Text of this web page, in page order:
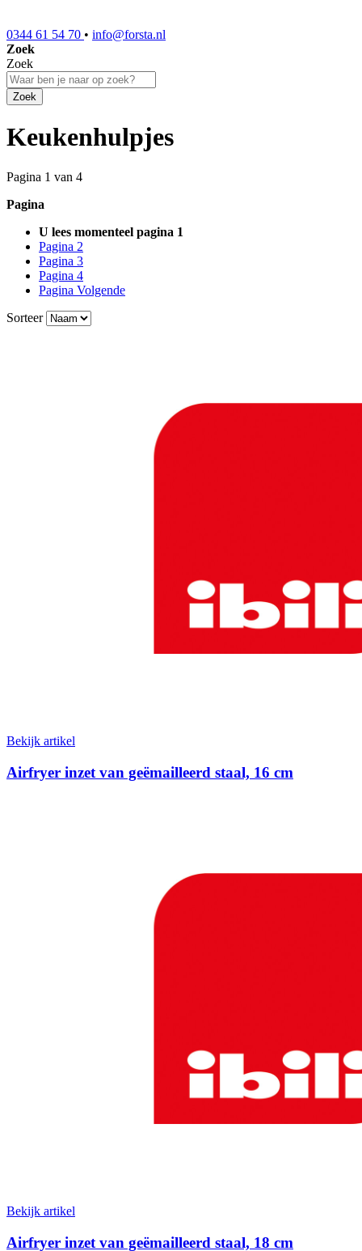
0344 61 54 70 • info@forsta.nl
Zoek
Zoek
Zoek
Keukenhulpjes
Pagina 1 van 4
Pagina
U lees momenteel pagina 1
Pagina 2
Pagina 3
Pagina 4
Pagina Volgende
Sorteer
Bekijk artikel
Airfryer inzet van geëmailleerd staal, 16 cm
Bekijk artikel
Airfryer inzet van geëmailleerd staal, 18 cm